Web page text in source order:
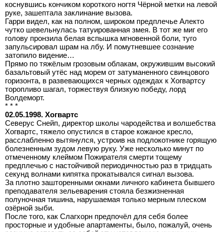
коснувшись кончиком короткого ногтя Чёрной метки на левой
руке, зашептала заклинание вызова.
Гарри видел, как на полном, широком предплечье Алекто
чутко шевельнулась татуированная змея. В тот же миг его
голову пронзила белая вспышка мгновенной боли, туго
запульсировал шрам на лбу. И помутневшее сознание
затопило видение…
Прямо по тяжёлым грозовым облакам, окружившим высокий
базальтовый утёс над морем от затуманенного свинцового
горизонта, в развевающихся черных одеждах к Хогвартсу
торопливо шагал, торжествуя близкую победу, лорд
Волдеморт.
* * *
02.05.1998. Хогвартс
Северус Снейп, директор школы чародейства и волшебства
Хогвартс, тяжело опустился в старое кожаное кресло,
расслабленно вытянулся, устроив на подлокотнике горящую
болезненным зудом левую руку. Уже несколько минут по
отмеченному клеймом Пожирателя смерти тощему
предплечью с настойчивой периодичностью раз в тридцать
секунд волнами кипятка прокатывался сигнал вызова.
За плотно зашторенными окнами личного кабинета бывшего
преподавателя зельеварения стояла безжизненная
полуночная тишина, нарушаемая только мерным плеском
озёрной зыби.
После того, как Слагхорн предпочёл для себя более
просторные и удобные апартаменты, было, пожалуй, очень